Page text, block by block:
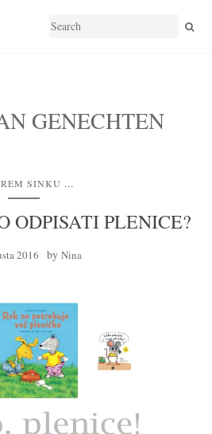
GENECHTEN
SINKU ...
ODPISATI PLENICE?
2016 by Nina